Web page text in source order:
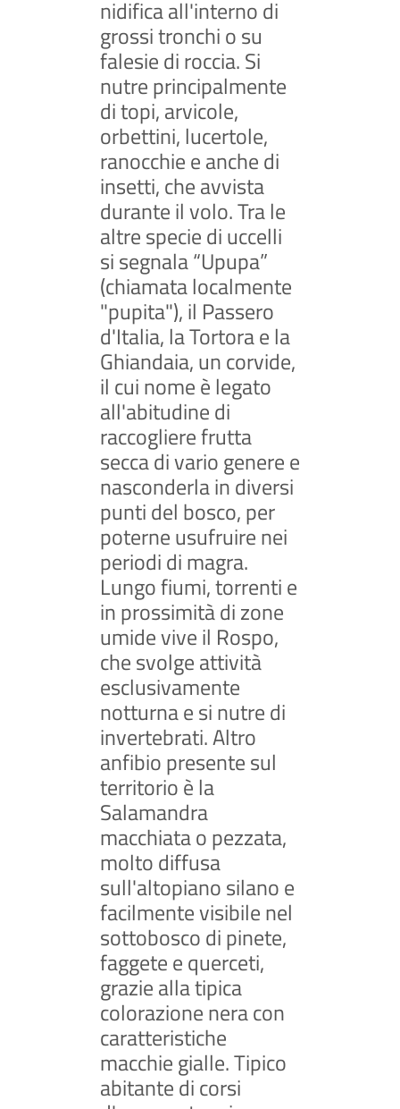
nidifica all'interno di
grossi tronchi o su
falesie di roccia. Si
nutre principalmente
di topi, arvicole,
orbettini, lucertole,
ranocchie e anche di
insetti, che avvista
durante il volo. Tra le
altre specie di uccelli
si segnala “Upupa”
(chiamata localmente
"pupita"), il Passero
d'Italia, la Tortora e la
Ghiandaia, un corvide,
il cui nome è legato
all'abitudine di
raccogliere frutta
secca di vario genere e
nasconderla in diversi
punti del bosco, per
poterne usufruire nei
periodi di magra.
Lungo fiumi, torrenti e
in prossimità di zone
umide vive il Rospo,
che svolge attività
esclusivamente
notturna e si nutre di
invertebrati. Altro
anfibio presente sul
territorio è la
Salamandra
macchiata o pezzata,
molto diffusa
sull'altopiano silano e
facilmente visibile nel
sottobosco di pinete,
faggete e querceti,
grazie alla tipica
colorazione nera con
caratteristiche
macchie gialle. Tipico
abitante di corsi